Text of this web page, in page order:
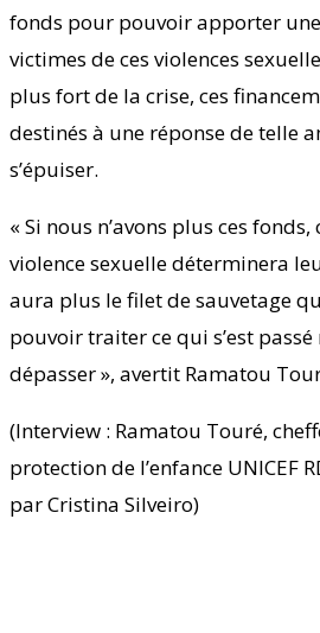
fonds pour pouvoir apporter
victimes de ces violences
plus fort de la crise, ces
destinés à une réponse de telle
s’épuiser.
« Si nous n’avons plus ces
violence sexuelle déterminera
aura plus le filet de sauvetage
pouvoir traiter ce qui s’est
dépasser », avertit Ramatou
(Interview : Ramatou Touré,
protection de l’enfance UNICEF
par Cristina Silveiro)